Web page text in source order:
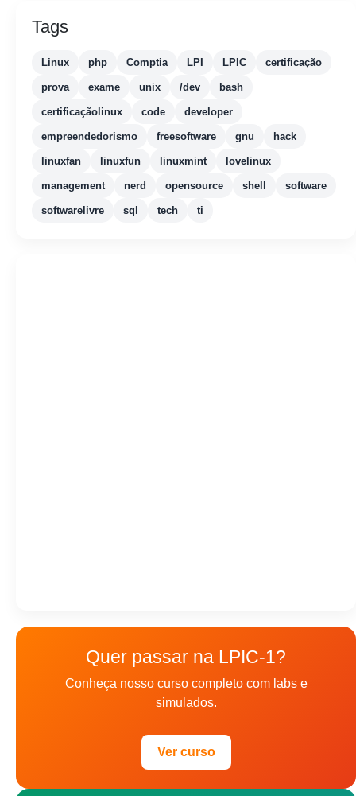
Tags
Linux php Comptia LPI LPIC certificação
prova exame unix /dev bash
certificaçãolinux code developer
empreendedorismo freesoftware gnu hack
linuxfan linuxfun linuxmint lovelinux
management nerd opensource shell software
softwarelivre sql tech ti
Quer passar na LPIC-1?
Conheça nosso curso completo com labs e
simulados.
Ver curso